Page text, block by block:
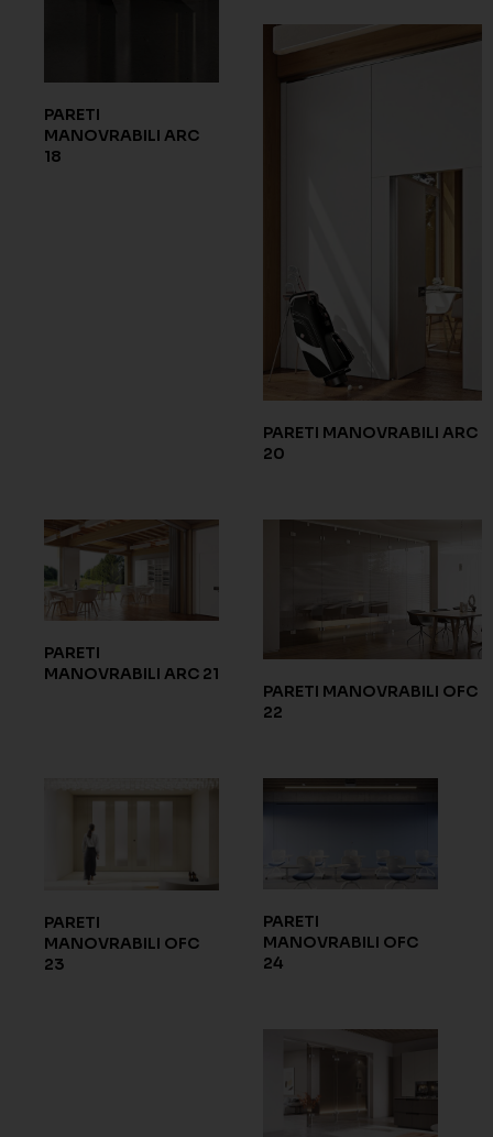
PARETI
MANOVRABILI ARC
18
PARETI MANOVRABILI ARC
20
PARETI
MANOVRABILI ARC 21
PARETI MANOVRABILI OFC
22
PARETI
MANOVRABILI OFC
23
PARETI
MANOVRABILI OFC
24